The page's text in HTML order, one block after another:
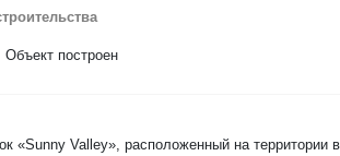
Объект построен
«Sunny Valley», расположенный на территории